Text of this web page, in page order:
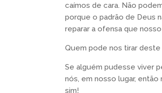
caímos de cara. Não
porque o padrão de Deus
reparar a ofensa que
Quem pode nos tirar deste
Se alguém pudesse viver
nós, em nosso lugar, então
sim!